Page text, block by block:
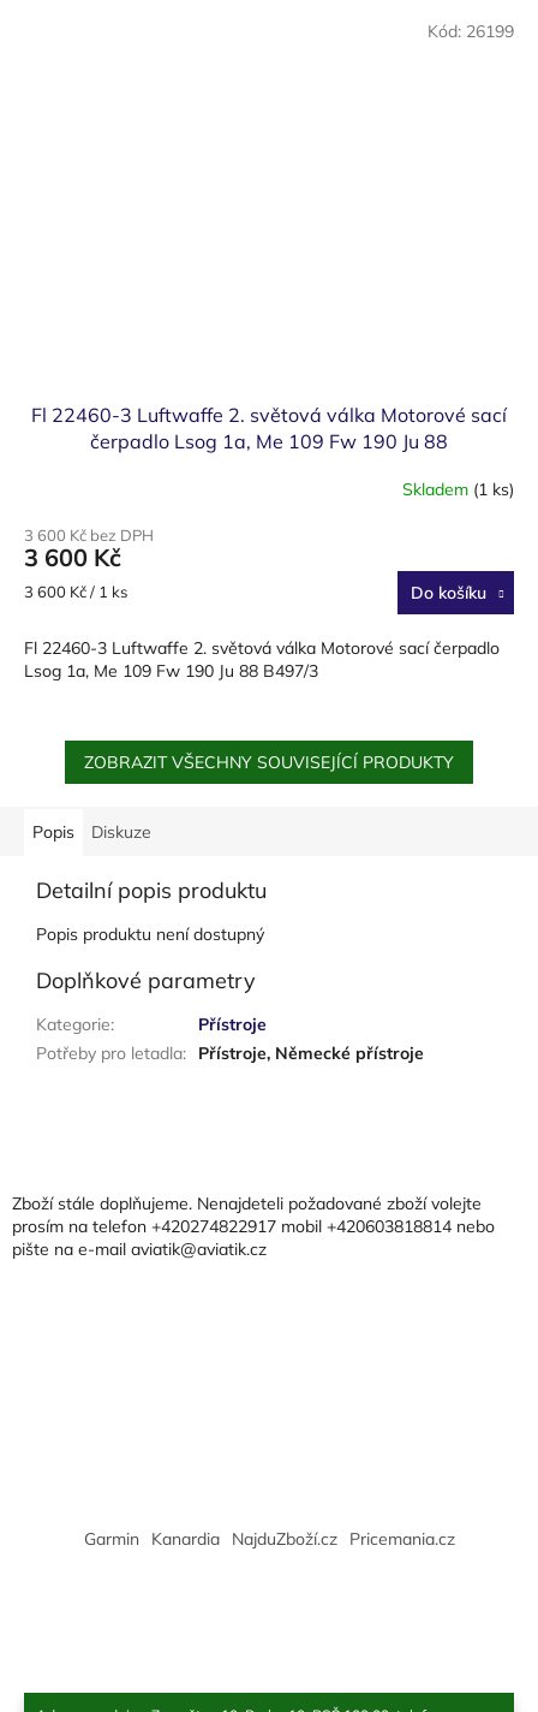
Fl 22460-3 Luftwaffe 2. světová válka Motorové sací
čerpadlo Lsog 1a, Me 109 Fw 190 Ju 88
Skladem (1 ks)
3 600 Kč bez DPH
3 600 Kč
Měrná
3 600 Kč / 1 ks Do košíku
Fl 22460-3 Luftwaffe 2. světová válka Motorové sací čerpadlo
Lsog 1a, Me 109 Fw 190 Ju 88 B497/3
Kód: 26199
ZOBRAZIT VŠECHNY SOUVISEJÍCÍ PRODUKTY
Popis Diskuze
Detailní popis produktu
Popis produktu není dostupný
Doplňkové parametry
Kategorie:
Přístroje
Potřeby pro letadla: Přístroje, Německé přístroje
aZboží stále doplňujeme. Nenajdeteli požadované zboží volejte
prosím na telefon +420274822917 mobil +420603818814 nebo
pište na e-mail aviatik@aviatik.cz
Garmin Kanardia NajduZboží.cz Pricemania.cz